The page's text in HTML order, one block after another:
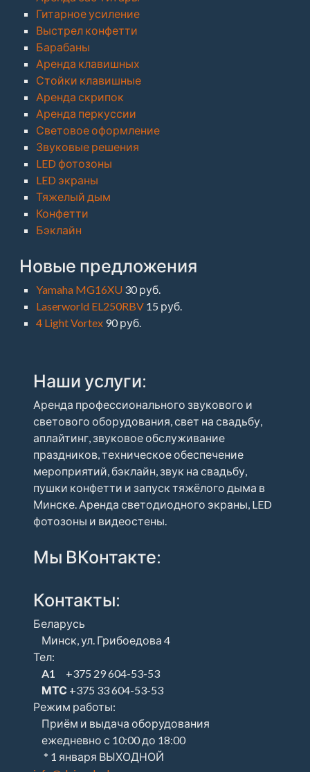
Гитарное усиление
Выстрел конфетти
Барабаны
Аренда клавишных
Стойки клавишные
Аренда скрипок
Аренда перкуссии
Световое оформление
Звуковые решения
LED фотозоны
LED экраны
Тяжелый дым
Конфетти
Бэклайн
Новые предложения
Yamaha MG16XU 30 руб.
Laserworld EL250RBV 15 руб.
4 Light Vortex 90 руб.
Наши услуги:
Аренда профессионального звукового и
светового оборудования, свет на свадьбу,
аплайтинг, звуковое обслуживание
праздников, техническое обеспечение
мероприятий, бэклайн, звук на свадьбу,
пушки конфетти и запуск тяжёлого дыма в
Минске. Аренда светодиодного экраны, LED
фотозоны и видеостены.
Мы ВКонтакте:
Контакты:
Беларусь
Минск, ул. Грибоедова 4
Тел:
A1 +375 29 604-53-53
МТС +375 33 604-53-53
Режим работы:
Приём и выдача оборудования
ежедневно с 10:00 до 18:00
* 1 января ВЫХОДНОЙ